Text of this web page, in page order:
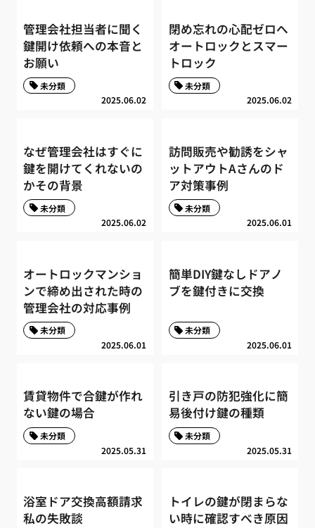
管理会社担当者に聞く
鍵開け依頼への本音と
お願い
2025.06.02
未分類
閉め忘れの心配ゼロへ
オートロックとスマー
トロック
2025.06.02
未分類
なぜ管理会社はすぐに
鍵を開けてくれないの
かその背景
2025.06.02
未分類
訪問販売や勧誘をシャ
ットアウトAさんのド
ア対策事例
2025.06.01
未分類
オートロックマンショ
ンで締め出された時の
管理会社の対応事例
2025.06.01
未分類
簡単DIY鍵なしドアノ
ブを鍵付きに交換
2025.06.01
未分類
賃貸物件で合鍵が作れ
ない鍵の場合
2025.05.31
未分類
引き戸の防犯強化に簡
易後付け鍵の種類
2025.05.31
未分類
浴室ドア交換高額請求
私の失敗談
トイレの鍵が閉まらな
い時に確認すべき原因